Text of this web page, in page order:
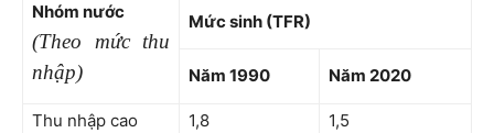
Nhóm nước
(Theo mức thu
nhập)
Mức sinh (TFR)
Năm 1990 Năm 2020
Thu nhập cao 1,8
1,5